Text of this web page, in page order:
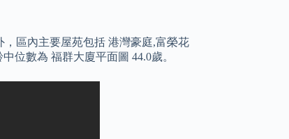
區內主要屋苑包括 港灣豪庭,富榮花
位數為 福群大廈平面圖 44.0歲。